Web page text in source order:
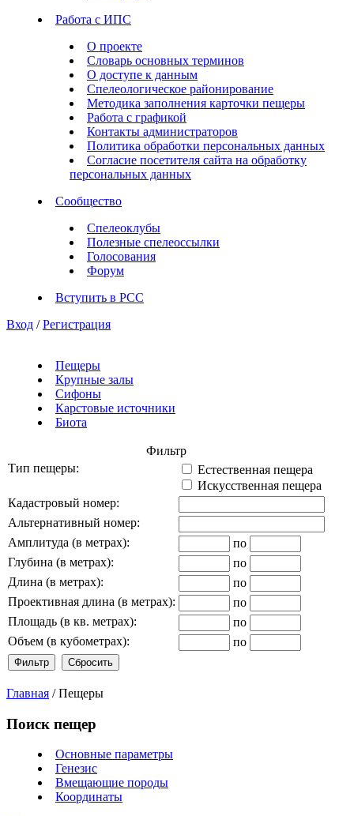
Работа с ИПС
О проекте
Словарь основных терминов
О доступе к данным
Спелеологическое районирование
Методика заполнения карточки пещеры
Работа с графикой
Контакты администраторов
Политика обработки персональных данных
Согласие посетителя сайта на обработку
персональных данных
Сообщество
Спелеоклубы
Полезные спелеоссылки
Голосования
Форум
Вступить в РСС
Вход / Регистрация
Пещеры
Крупные залы
Сифоны
Карстовые источники
Биота
Фильтр
Тип пещеры:
Естественная пещера
Искусственная пещера
Кадастровый номер:
Альтернативный номер:
Амплитуда (в метрах):
по
Глубина (в метрах):
по
Длина (в метрах):
по
Проективная длина (в метрах):
по
Площадь (в кв. метрах):
по
Объем (в кубометрах):
по
Главная / Пещеры
Поиск пещер
Основные параметры
Генезис
Вмещающие породы
Координаты